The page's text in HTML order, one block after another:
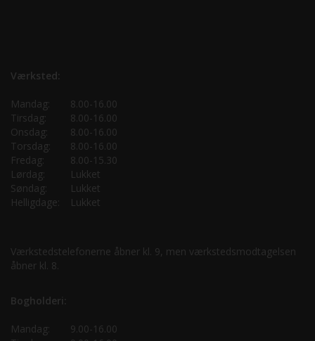
Værksted:
Mandag:
8.00-16.00
Tirsdag:
8.00-16.00
Onsdag:
8.00-16.00
Torsdag:
8.00-16.00
Fredag:
8.00-15.30
Lørdag:
Lukket
Søndag:
Lukket
Helligdage:
Lukket
Værkstedstelefonerne åbner kl. 9, men værkstedsmodtagelsen
åbner kl. 8.
Bogholderi:
Mandag:
9.00-16.00